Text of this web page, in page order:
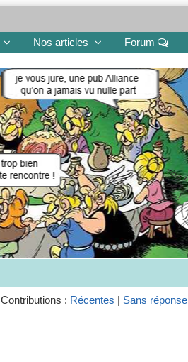
Nos articles Forum
Contributions : Récentes | Sans réponse